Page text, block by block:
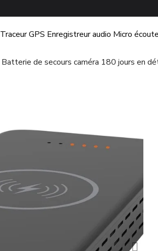
Traceur GPS Enregistreur audio Micro
Batterie de secours caméra 180 jours en